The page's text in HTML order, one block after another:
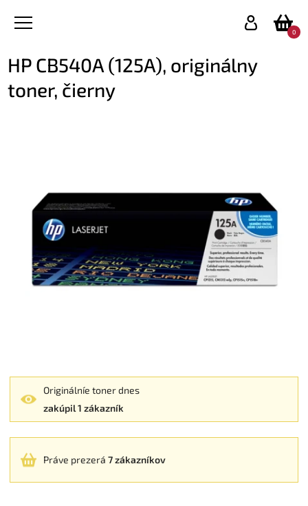
0
HP CB540A (125A), originálny
toner, čierny
Originálníe toner dnes
zakúpil 1 zákazník
Práve prezerá 7 zákazníkov